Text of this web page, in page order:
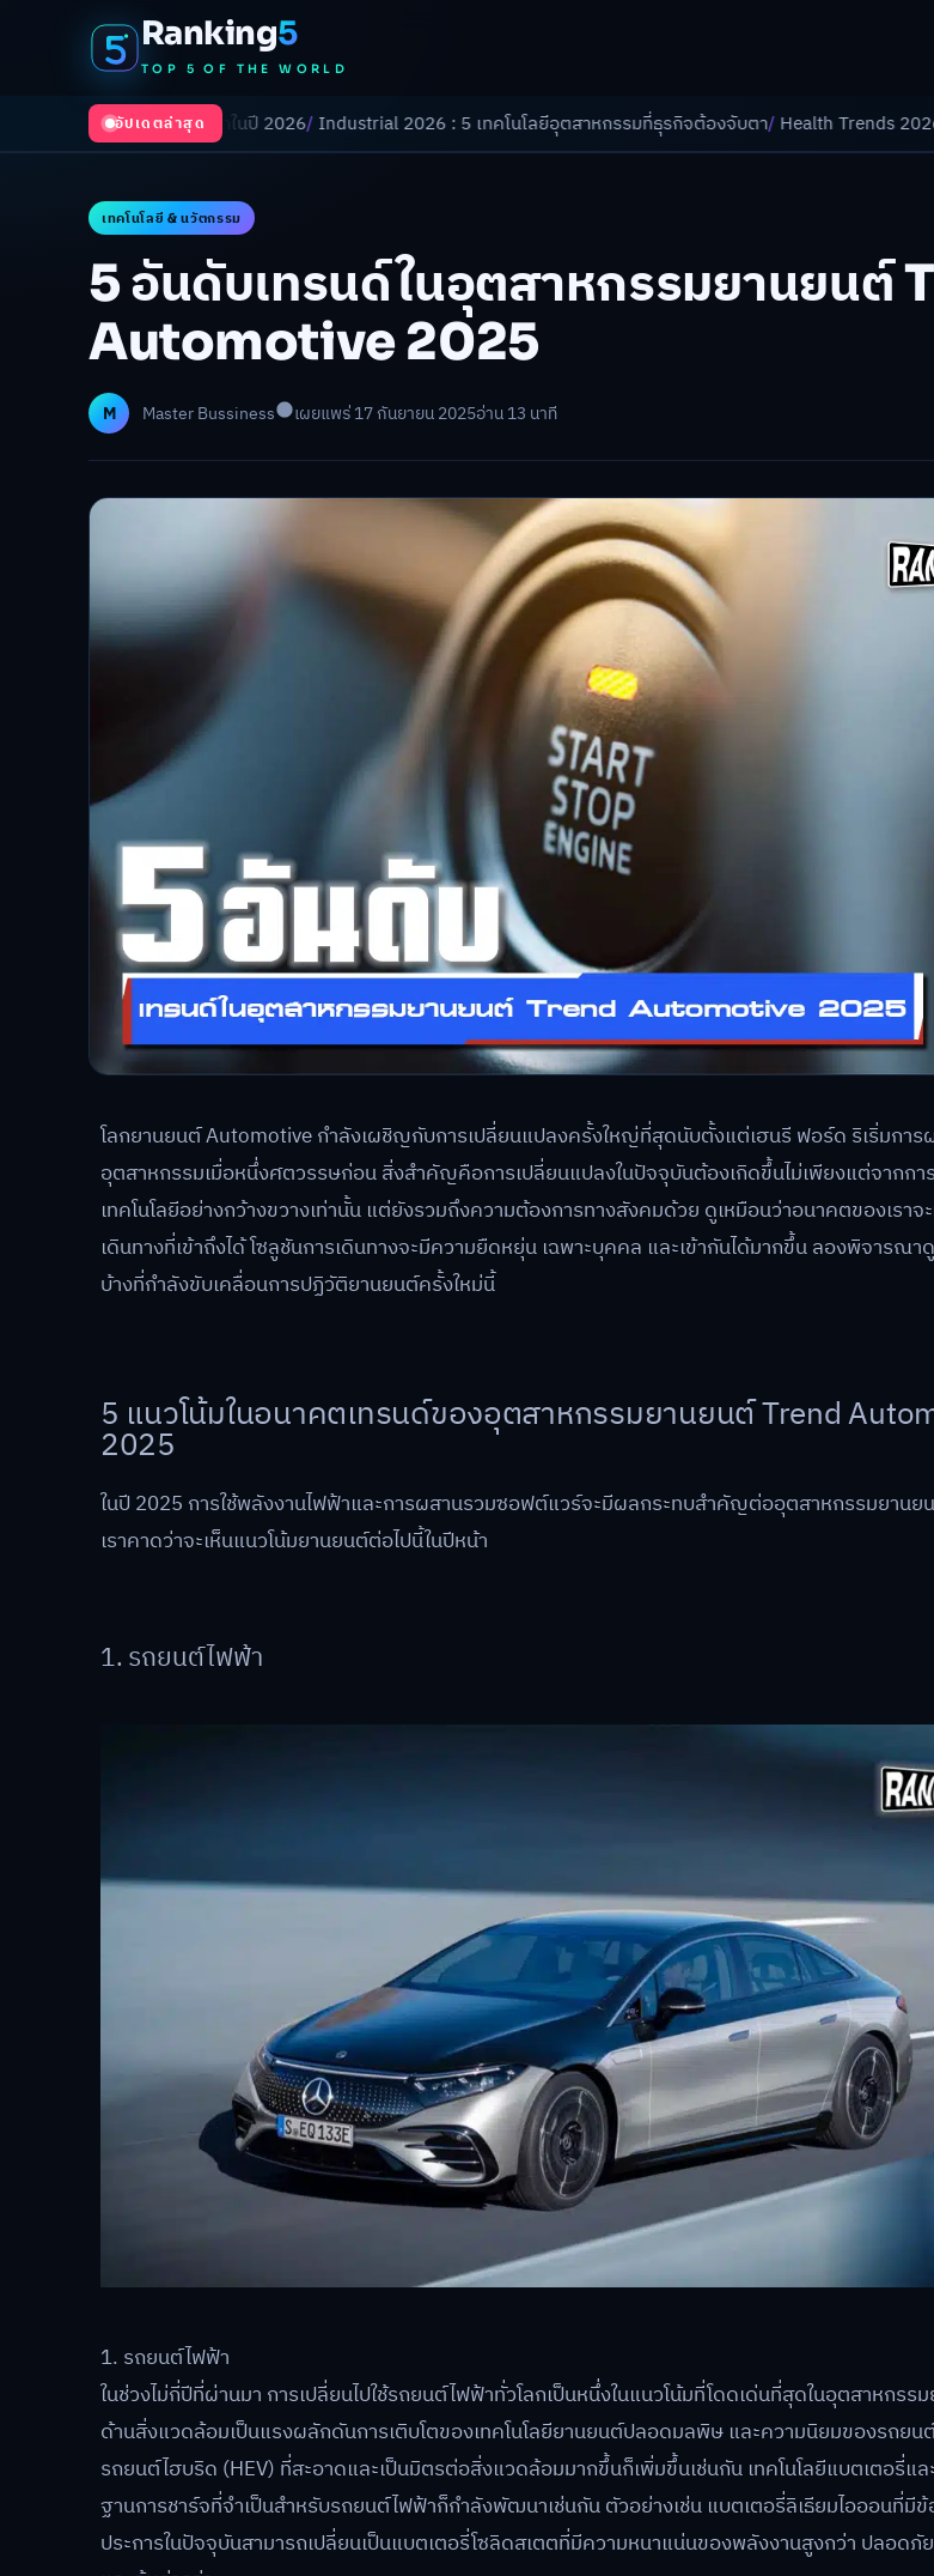
Ranking5
TOP 5 OF THE WORLD
อัปเดตล่าสุด
นโลกในปี 2026/Industrial 2026 : 5 เทคโนโลยีอุตสาหกรรมที่ธุรกิจต้องจับตา/Health Trends 2026: 5 เรื่องเกี่ยวกับการแ
เทคโนโลยี & นวัตกรรม
5 อันดับเทรนด์ในอุตสาหกรรมยานยนต์
Automotive 2025
M Master Bussiness เผยแพร่ 17 กันยายน 2025อ่าน 13 นาที
โลกยานยนต์ Automotive กำลังเผชิญกับการเปลี่ยนแปลงครั้งใหญ่ที่สุดนับตั้งแต่เฮนรี ฟอร์ด ริเริ่มการ
อุตสาหกรรมเมื่อหนึ่งศตวรรษก่อน สิ่งสำคัญคือการเปลี่ยนแปลงในปัจจุบันต้องเกิดขึ้นไม่เพียงแต่จากก
เทคโนโลยีอย่างกว้างขวางเท่านั้น แต่ยังรวมถึงความต้องการทางสังคมด้วย ดูเหมือนว่าอนาคตของเราจ
เดินทางที่เข้าถึงได้ โซลูชันการเดินทางจะมีความยืดหยุ่น เฉพาะบุคคล และเข้ากันได้มากขึ้น ลองพิจารณา
บ้างที่กำลังขับเคลื่อนการปฏิวัติยานยนต์ครั้งใหม่นี้
5 แนวโน้มในอนาคตเทรนด์ของอุตสาหกรรมยานยนต์ Trend
2025
ในปี 2025 การใช้พลังงานไฟฟ้าและการผสานรวมซอฟต์แวร์จะมีผลกระทบสำคัญต่ออุตสาหกรรมยาน
เราคาดว่าจะเห็นแนวโน้มยานยนต์ต่อไปนี้ในปีหน้า
1. รถยนต์ไฟฟ้า
1. รถยนต์ไฟฟ้า
ในช่วงไม่กี่ปีที่ผ่านมา การเปลี่ยนไปใช้รถยนต์ไฟฟ้าทั่วโลกเป็นหนึ่งในแนวโน้มที่โดดเด่นที่สุดในอุตสาหกร
ด้านสิ่งแวดล้อมเป็นแรงผลักดันการเติบโตของเทคโนโลยียานยนต์ปลอดมลพิษ และความนิยมของรถยน
รถยนต์ไฮบริด (HEV) ที่สะอาดและเป็นมิตรต่อสิ่งแวดล้อมมากขึ้นก็เพิ่มขึ้นเช่นกัน เทคโนโลยีแบตเตอรี่แ
ฐานการชาร์จที่จำเป็นสำหรับรถยนต์ไฟฟ้าก็กำลังพัฒนาเช่นกัน ตัวอย่างเช่น แบตเตอรี่ลิเธียมไอออนที่มี
ประการในปัจจุบันสามารถเปลี่ยนเป็นแบตเตอรี่โซลิดสเตตที่มีความหนาแน่นของพลังงานสูงกว่า ปลอดภั